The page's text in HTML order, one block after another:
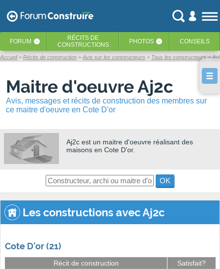
FORUM ‹ RÉCITS DE
CONSTRUCTIONS
PHOTOS ‹ CONSEILS
Accueil Récits de construction Avis sur les constructeurs Tous les constructeurs
Maitre d'oeuvre Aj2c
Avis, messages et récits de construction des membres sur
ce maitre d'oeuvre en Cote D'or
Aj2c est un maitre d'oeuvre réalisant des
maisons en Cote D'or.
OK
Les constructions avec Aj2c
Cote D'or (21)
Récit de construction
Satisfait?